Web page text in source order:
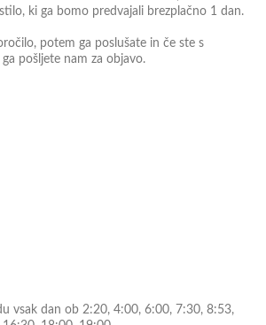
ki ga bomo predvajali brezplačno 1 dan.
potem ga poslušate in če ste s
pošljete nam za objavo.
vsak dan ob 2:20, 4:00, 6:00, 7:30, 8:53,